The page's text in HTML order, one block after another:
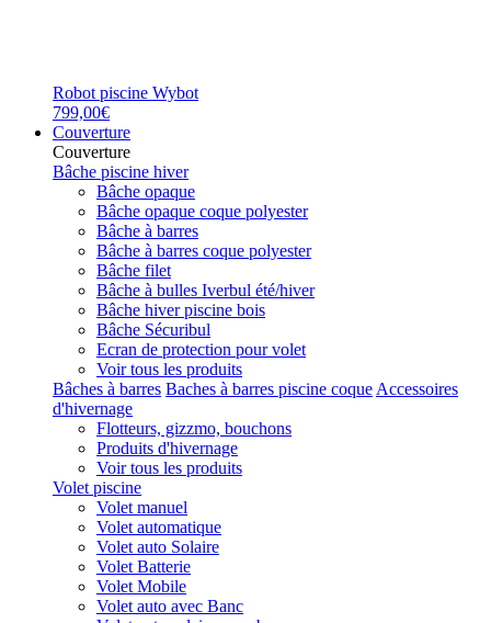
Robot piscine Wybot
799,00€
Couverture
Couverture
Bâche piscine hiver
Bâche opaque
Bâche opaque coque polyester
Bâche à barres
Bâche à barres coque polyester
Bâche filet
Bâche à bulles Iverbul été/hiver
Bâche hiver piscine bois
Bâche Sécuribul
Ecran de protection pour volet
Voir tous les produits
Bâches à barres Baches à barres piscine coque Accessoires
d'hivernage
Flotteurs, gizzmo, bouchons
Produits d'hivernage
Voir tous les produits
Volet piscine
Volet manuel
Volet automatique
Volet auto Solaire
Volet Batterie
Volet Mobile
Volet auto avec Banc